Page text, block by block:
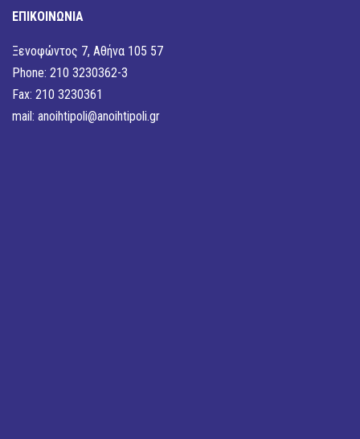
ΕΠΙΚΟΙΝΩΝΙΑ
Ξενοφώντος 7, Αθήνα 105 57
Phone: 210 3230362-3
Fax: 210 3230361
mail: anoihtipoli@anoihtipoli.gr